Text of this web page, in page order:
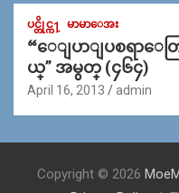
ပင္တိုင္က႑ မာမာေအး
“ေျပာျပစရာ
ယ္” အမွတ္ (၄၆၄)
April 16, 2013 admin
Copyright © 2026